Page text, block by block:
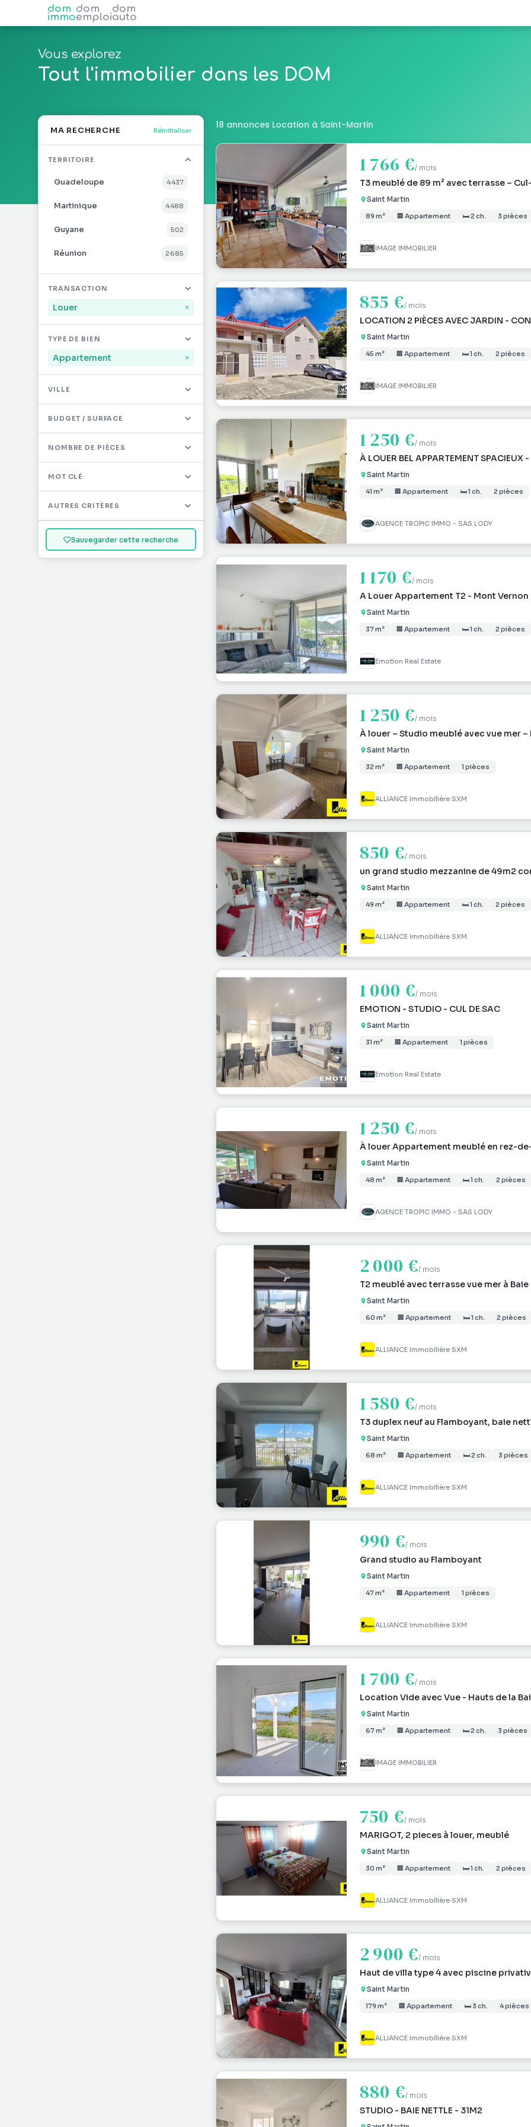
dom
immo
dom
emploi
dom
auto
Vous explorez
Tout l'immobilier dans les DOM
MA RECHERCHE Réinitialiser
TERRITOIRE
Guadeloupe 4 437
Martinique 4 488
Guyane 502
Réunion 2 685
Mayotte
Saint-Barthélémy 12
TRANSACTION
Louer ×
TYPE DE BIEN
Appartement ×
VILLE
BUDGET / SURFACE
NOMBRE DE PIÈCES
MOT CLÉ
AUTRES CRITÈRES
Sauvegarder cette recherche
18 annonces Location à Saint-Martin
1 766 €/ mois
T3 meublé de 89 m² avec terrasse –
Saint Martin
89 m² 🏢 Appartement 🛏 2 ch. 3 pièces
IMAGE IMMOBILIER
855 €/ mois
LOCATION 2 PIÈCES AVEC JARDIN -
Saint Martin
45 m² 🏢 Appartement 🛏 1 ch. 2 pièces
IMAGE IMMOBILIER
1 250 €/ mois
À LOUER BEL APPARTEMENT SPACIEUX
Saint Martin
41 m² 🏢 Appartement 🛏 1 ch. 2 pièces
AGENCE TROPIC IMMO - SAS LODY
1 170 €/ mois
A Louer Appartement T2 - Mont Vernon
Saint Martin
37 m² 🏢 Appartement 🛏 1 ch. 2 pièces
Emotion Real Estate
1 250 €/ mois
À louer – Studio meublé avec vue mer –
Saint Martin
32 m² 🏢 Appartement 1 pièces
ALLIANCE Immobilière SXM
850 €/ mois
un grand studio mezzanine de 49m2
Saint Martin
49 m² 🏢 Appartement 🛏 1 ch. 2 pièces
ALLIANCE Immobilière SXM
1 000 €/ mois
EMOTION - STUDIO - CUL DE SAC
Saint Martin
31 m² 🏢 Appartement 1 pièces
Emotion Real Estate
1 250 €/ mois
À louer Appartement meublé en rez-
Saint Martin
48 m² 🏢 Appartement 🛏 1 ch. 2 pièces
AGENCE TROPIC IMMO - SAS LODY
2 000 €/ mois
T2 meublé avec terrasse vue mer à
Saint Martin
60 m² 🏢 Appartement 🛏 1 ch. 2 pièces
ALLIANCE Immobilière SXM
1 580 €/ mois
T3 duplex neuf au Flamboyant, baie
Saint Martin
68 m² 🏢 Appartement 🛏 2 ch. 3 pièces
ALLIANCE Immobilière SXM
990 €/ mois
Grand studio au Flamboyant
Saint Martin
47 m² 🏢 Appartement 1 pièces
ALLIANCE Immobilière SXM
1 700 €/ mois
Location Vide avec Vue - Hauts de la
Saint Martin
67 m² 🏢 Appartement 🛏 2 ch. 3 pièces
IMAGE IMMOBILIER
750 €/ mois
MARIGOT, 2 pieces à louer, meublé
Saint Martin
30 m² 🏢 Appartement 🛏 1 ch. 2 pièces
ALLIANCE Immobilière SXM
2 900 €/ mois
Haut de villa type 4 avec piscine
Saint Martin
179 m² 🏢 Appartement 🛏 3 ch. 4 pièces
ALLIANCE Immobilière SXM
880 €/ mois
STUDIO - BAIE NETTLE - 31M2